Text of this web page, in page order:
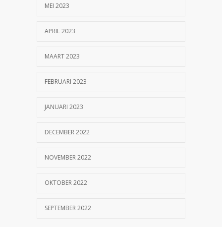
MEI 2023
APRIL 2023
MAART 2023
FEBRUARI 2023
JANUARI 2023
DECEMBER 2022
NOVEMBER 2022
OKTOBER 2022
SEPTEMBER 2022